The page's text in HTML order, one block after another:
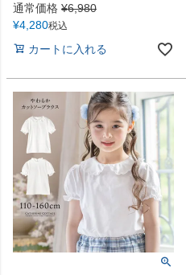
通常価格 ¥6,980
¥4,280税込
カートに入れる